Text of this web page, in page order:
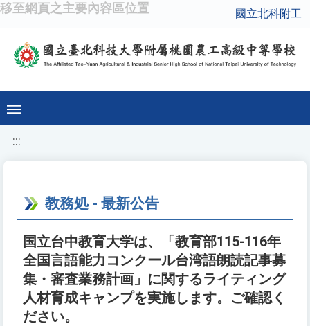
移至網頁之主要內容區位置 國立北科附工
:::
教務処 - 最新公告
国立台中教育大学は、「教育部115-116年
全国言語能力コンクール台湾語朗読記事募
集・審査業務計画」に関するライティング
人材育成キャンプを実施します。ご確認く
ださい。